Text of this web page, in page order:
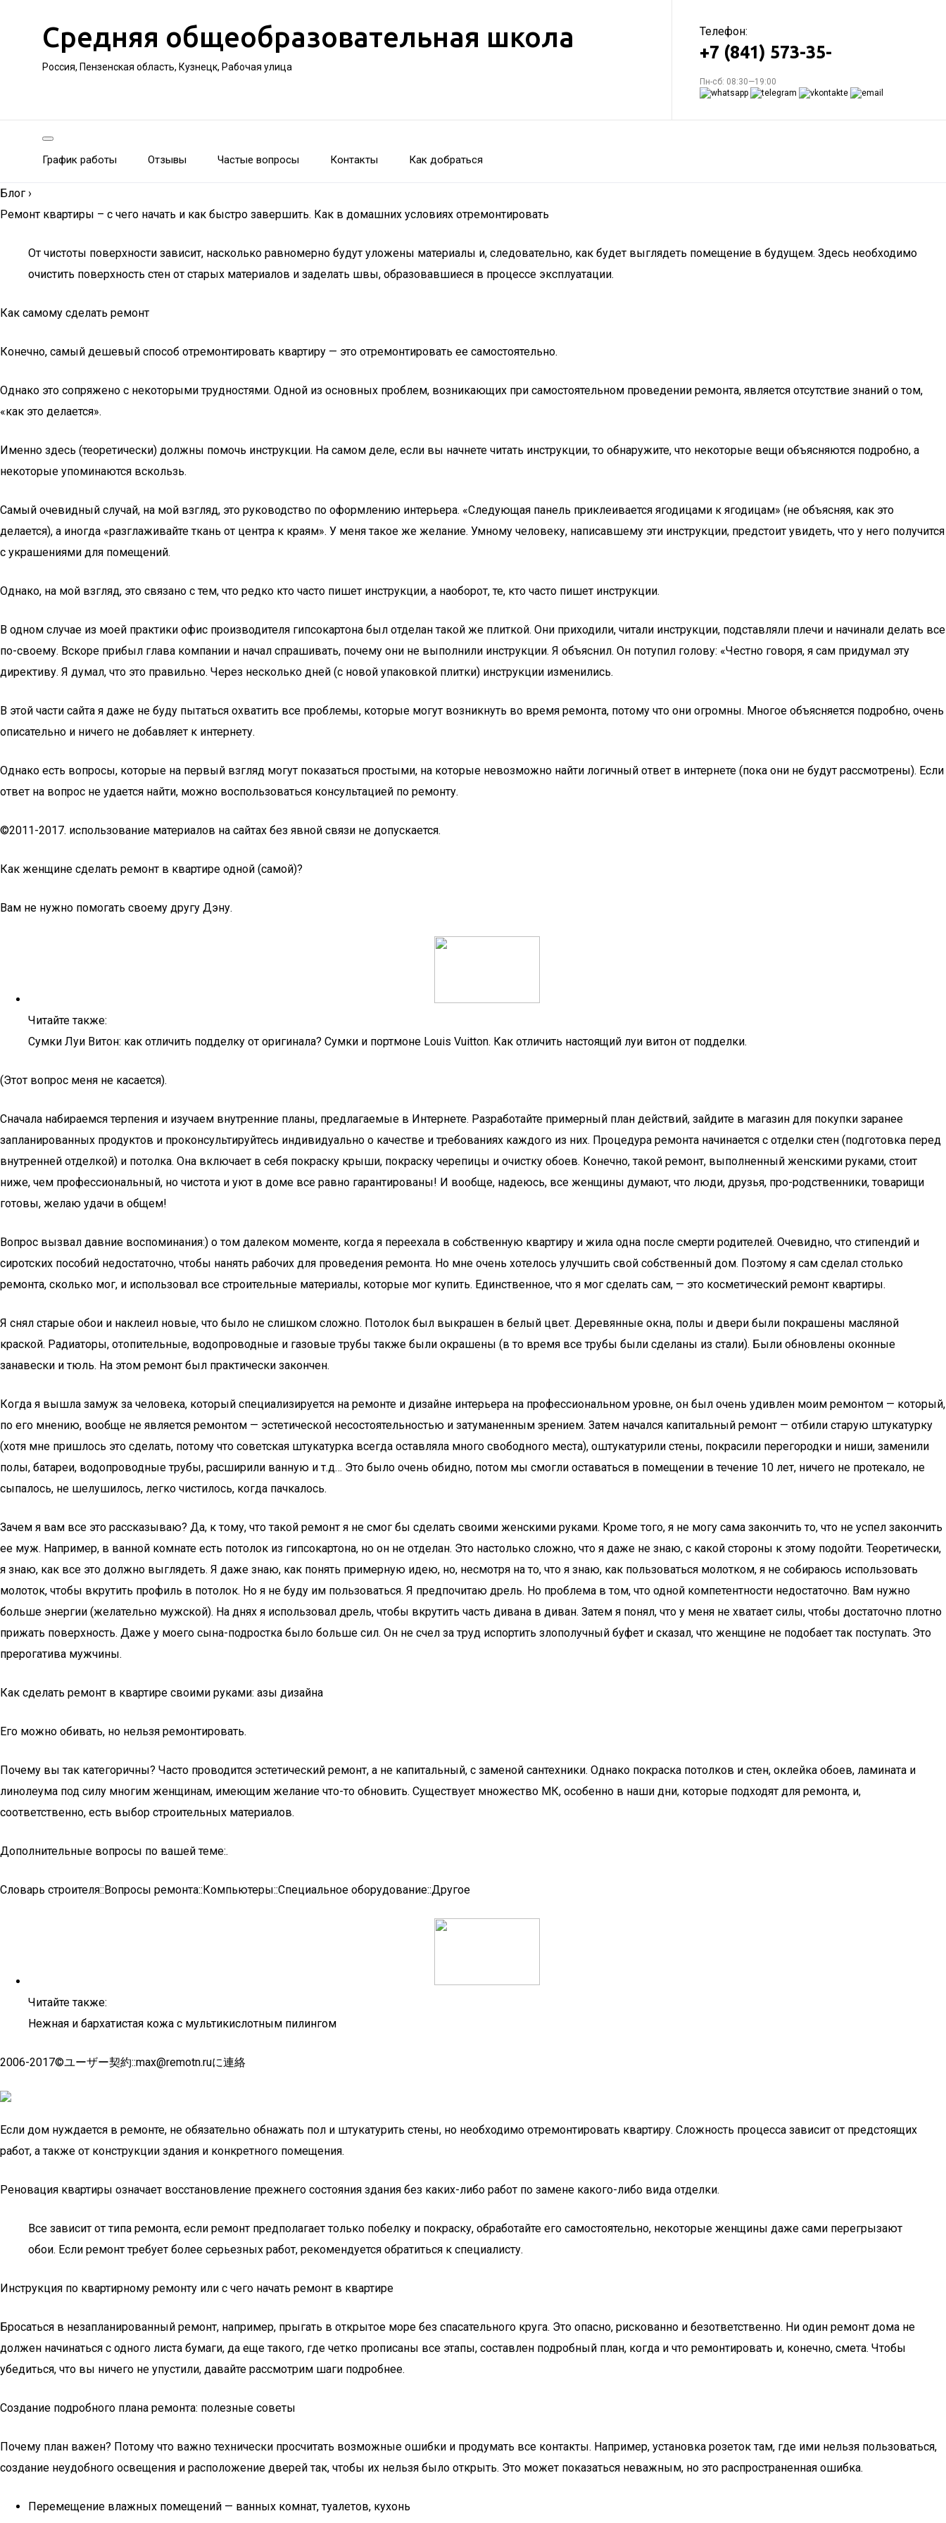
Средняя общеобразовательная школа
Россия, Пензенская область, Кузнецк, Рабочая улица
Телефон:
+7 (841) 573-35-
Пн-сб: 08:30—19:00
График работы Отзывы Частые вопросы Контакты Как добраться
Блог ›
Ремонт квартиры – с чего начать и как быстро завершить. Как в домашних условиях отремонтировать
От чистоты поверхности зависит, насколько равномерно будут уложены материалы и, следовательно, как будет выглядеть помещение в будущем. Здесь необходимо
очистить поверхность стен от старых материалов и заделать швы, образовавшиеся в процессе эксплуатации.
Как самому сделать ремонт
Конечно, самый дешевый способ отремонтировать квартиру — это отремонтировать ее самостоятельно.
Однако это сопряжено с некоторыми трудностями. Одной из основных проблем, возникающих при самостоятельном проведении ремонта, является отсутствие знаний о том,
«как это делается».
Именно здесь (теоретически) должны помочь инструкции. На самом деле, если вы начнете читать инструкции, то обнаружите, что некоторые вещи объясняются подробно, а
некоторые упоминаются вскользь.
Самый очевидный случай, на мой взгляд, это руководство по оформлению интерьера. «Следующая панель приклеивается ягодицами к ягодицам» (не объясняя, как это
делается), а иногда «разглаживайте ткань от центра к краям». У меня такое же желание. Умному человеку, написавшему эти инструкции, предстоит увидеть, что у него получится
с украшениями для помещений.
Однако, на мой взгляд, это связано с тем, что редко кто часто пишет инструкции, а наоборот, те, кто часто пишет инструкции.
В одном случае из моей практики офис производителя гипсокартона был отделан такой же плиткой. Они приходили, читали инструкции, подставляли плечи и начинали делать все
по-своему. Вскоре прибыл глава компании и начал спрашивать, почему они не выполнили инструкции. Я объяснил. Он потупил голову: «Честно говоря, я сам придумал эту
директиву. Я думал, что это правильно. Через несколько дней (с новой упаковкой плитки) инструкции изменились.
В этой части сайта я даже не буду пытаться охватить все проблемы, которые могут возникнуть во время ремонта, потому что они огромны. Многое объясняется подробно, очень
описательно и ничего не добавляет к интернету.
Однако есть вопросы, которые на первый взгляд могут показаться простыми, на которые невозможно найти логичный ответ в интернете (пока они не будут рассмотрены). Если
ответ на вопрос не удается найти, можно воспользоваться консультацией по ремонту.
©2011-2017. использование материалов на сайтах без явной связи не допускается.
Как женщине сделать ремонт в квартире одной (самой)?
Вам не нужно помогать своему другу Дэну.
Читайте также:
Сумки Луи Витон: как отличить подделку от оригинала? Сумки и портмоне Louis Vuitton. Как отличить настоящий луи витон от подделки.
(Этот вопрос меня не касается).
Сначала набираемся терпения и изучаем внутренние планы, предлагаемые в Интернете. Разработайте примерный план действий, зайдите в магазин для покупки заранее
запланированных продуктов и проконсультируйтесь индивидуально о качестве и требованиях каждого из них. Процедура ремонта начинается с отделки стен (подготовка перед
внутренней отделкой) и потолка. Она включает в себя покраску крыши, покраску черепицы и очистку обоев. Конечно, такой ремонт, выполненный женскими руками, стоит
ниже, чем профессиональный, но чистота и уют в доме все равно гарантированы! И вообще, надеюсь, все женщины думают, что люди, друзья, про-родственники, товарищи
готовы, желаю удачи в общем!
Вопрос вызвал давние воспоминания:) о том далеком моменте, когда я переехала в собственную квартиру и жила одна после смерти родителей. Очевидно, что стипендий и
сиротских пособий недостаточно, чтобы нанять рабочих для проведения ремонта. Но мне очень хотелось улучшить свой собственный дом. Поэтому я сам сделал столько
ремонта, сколько мог, и использовал все строительные материалы, которые мог купить. Единственное, что я мог сделать сам, — это косметический ремонт квартиры.
Я снял старые обои и наклеил новые, что было не слишком сложно. Потолок был выкрашен в белый цвет. Деревянные окна, полы и двери были покрашены масляной
краской. Радиаторы, отопительные, водопроводные и газовые трубы также были окрашены (в то время все трубы были сделаны из стали). Были обновлены оконные
занавески и тюль. На этом ремонт был практически закончен.
Когда я вышла замуж за человека, который специализируется на ремонте и дизайне интерьера на профессиональном уровне, он был очень удивлен моим ремонтом — который,
по его мнению, вообще не является ремонтом — эстетической несостоятельностью и затуманенным зрением. Затем начался капитальный ремонт — отбили старую штукатурку
(хотя мне пришлось это сделать, потому что советская штукатурка всегда оставляла много свободного места), оштукатурили стены, покрасили перегородки и ниши, заменили
полы, батареи, водопроводные трубы, расширили ванную и т.д… Это было очень обидно, потом мы смогли оставаться в помещении в течение 10 лет, ничего не протекало, не
сыпалось, не шелушилось, легко чистилось, когда пачкалось.
Зачем я вам все это рассказываю? Да, к тому, что такой ремонт я не смог бы сделать своими женскими руками. Кроме того, я не могу сама закончить то, что не успел закончить
ее муж. Например, в ванной комнате есть потолок из гипсокартона, но он не отделан. Это настолько сложно, что я даже не знаю, с какой стороны к этому подойти. Теоретически,
я знаю, как все это должно выглядеть. Я даже знаю, как понять примерную идею, но, несмотря на то, что я знаю, как пользоваться молотком, я не собираюсь использовать
молоток, чтобы вкрутить профиль в потолок. Но я не буду им пользоваться. Я предпочитаю дрель. Но проблема в том, что одной компетентности недостаточно. Вам нужно
больше энергии (желательно мужской). На днях я использовал дрель, чтобы вкрутить часть дивана в диван. Затем я понял, что у меня не хватает силы, чтобы достаточно плотно
прижать поверхность. Даже у моего сына-подростка было больше сил. Он не счел за труд испортить злополучный буфет и сказал, что женщине не подобает так поступать. Это
прерогатива мужчины.
Как сделать ремонт в квартире своими руками: азы дизайна
Его можно обивать, но нельзя ремонтировать.
Почему вы так категоричны? Часто проводится эстетический ремонт, а не капитальный, с заменой сантехники. Однако покраска потолков и стен, оклейка обоев, ламината и
линолеума под силу многим женщинам, имеющим желание что-то обновить. Существует множество МК, особенно в наши дни, которые подходят для ремонта, и,
соответственно, есть выбор строительных материалов.
Дополнительные вопросы по вашей теме:.
Словарь строителя::Вопросы ремонта::Компьютеры::Специальное оборудование::Другое
Читайте также:
Нежная и бархатистая кожа с мультикислотным пилингом
2006-2017©ユーザー契約::max@remotn.ruに連絡
Если дом нуждается в ремонте, не обязательно обнажать пол и штукатурить стены, но необходимо отремонтировать квартиру. Сложность процесса зависит от предстоящих
работ, а также от конструкции здания и конкретного помещения.
Реновация квартиры означает восстановление прежнего состояния здания без каких-либо работ по замене какого-либо вида отделки.
Все зависит от типа ремонта, если ремонт предполагает только побелку и покраску, обработайте его самостоятельно, некоторые женщины даже сами перегрызают
обои. Если ремонт требует более серьезных работ, рекомендуется обратиться к специалисту.
Инструкция по квартирному ремонту или с чего начать ремонт в квартире
Бросаться в незапланированный ремонт, например, прыгать в открытое море без спасательного круга. Это опасно, рискованно и безответственно. Ни один ремонт дома не
должен начинаться с одного листа бумаги, да еще такого, где четко прописаны все этапы, составлен подробный план, когда и что ремонтировать и, конечно, смета. Чтобы
убедиться, что вы ничего не упустили, давайте рассмотрим шаги подробнее.
Создание подробного плана ремонта: полезные советы
Почему план важен? Потому что важно технически просчитать возможные ошибки и продумать все контакты. Например, установка розеток там, где ими нельзя пользоваться,
создание неудобного освещения и расположение дверей так, чтобы их нельзя было открыть. Это может показаться неважным, но это распространенная ошибка.
Перемещение влажных помещений — ванных комнат, туалетов, кухонь